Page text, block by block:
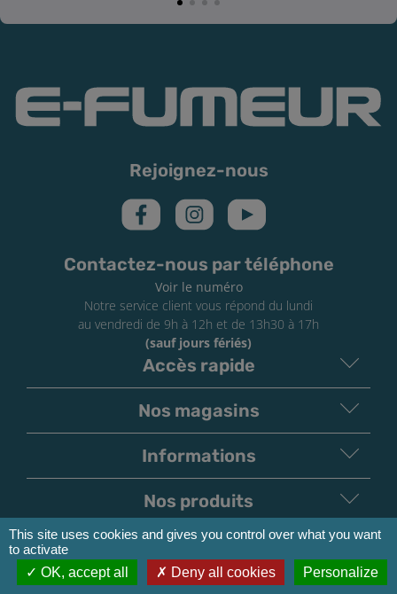
Rejoignez-nous
Contactez-nous par téléphone
Voir le numéro
Notre service client vous répond du lundi
au vendredi de 9h à 12h et de 13h30 à 17h
(sauf jours fériés)
Accès rapide
Nos magasins
Informations
Nos produits
Moyens de paiement
Virement Paiement
This site uses cookies and gives you control over what you want
to activate
OK, accept all
Deny all cookies Personalize